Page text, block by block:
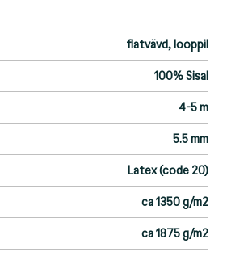
flatvävd, looppil
100% Sisal
4-5 m
5.5 mm
Latex (code 20)
ca 1350 g/m2
ca 1875 g/m2